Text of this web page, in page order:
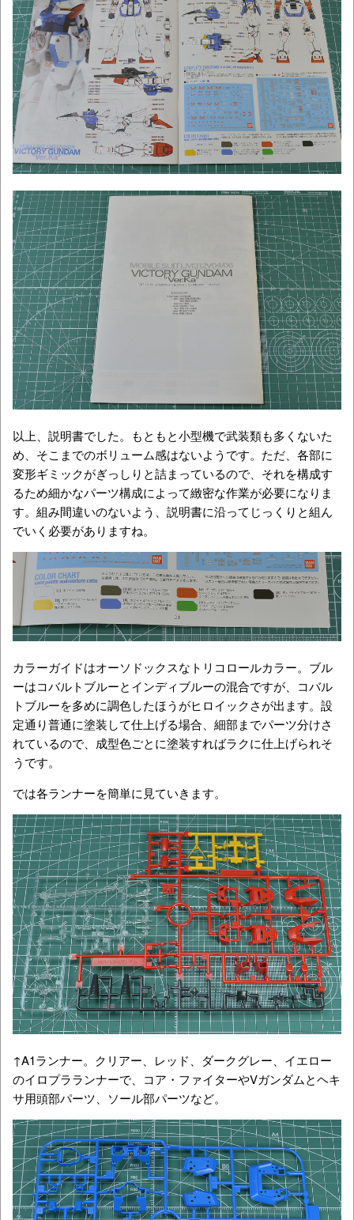
以上、説明書でした。もともと小型機で武装類も多くないた
め、そこまでのボリューム感はないようです。ただ、各部に
変形ギミックがぎっしりと詰まっているので、それを構成す
るため細かなパーツ構成によって緻密な作業が必要になりま
す。組み間違いのないよう、説明書に沿ってじっくりと組ん
でいく必要がありますね。
カラーガイドはオーソドックスなトリコロールカラー。ブル
ーはコバルトブルーとインディブルーの混合ですが、コバル
トブルーを多めに調色したほうがヒロイックさが出ます。設
定通り普通に塗装して仕上げる場合、細部までパーツ分けさ
れているので、成型色ごとに塗装すればラクに仕上げられそ
うです。
では各ランナーを簡単に見ていきます。
↑A1ランナー。クリアー、レッド、ダークグレー、イエロー
のイロプラランナーで、コア・ファイターやVガンダムとヘキ
サ用頭部パーツ、ソール部パーツなど。